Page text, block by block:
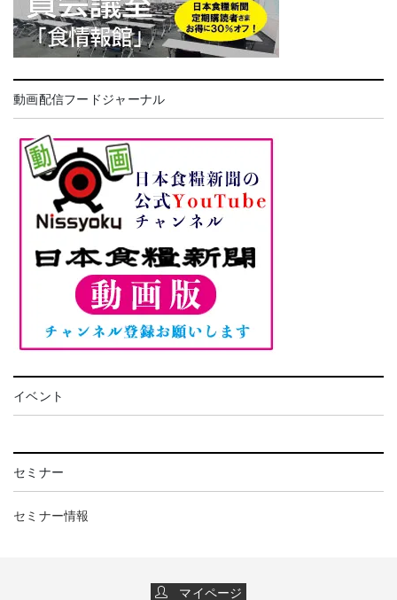
動画配信フードジャーナル
イベント
セミナー
セミナー情報
マイページ